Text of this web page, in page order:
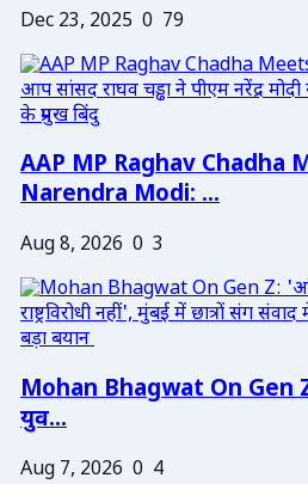
Dec 23, 2025 0 79
AAP MP Raghav Chadha
Narendra Modi: ...
Aug 8, 2026 0 3
Mohan Bhagwat On Gen
युव...
Aug 7, 2026 0 4